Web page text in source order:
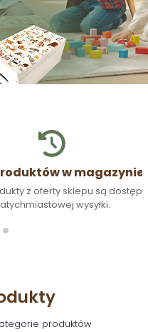
w magazynie
są dostępne do
wysyłki.
produktów